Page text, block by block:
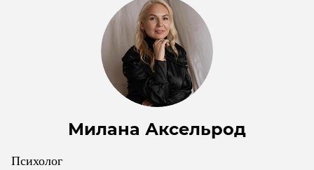
Милана Аксельрод
Психолог